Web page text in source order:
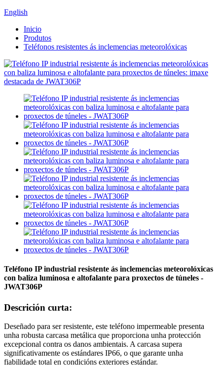
English
Inicio
Produtos
Teléfonos resistentes ás inclemencias meteorolóxicas
Teléfono IP industrial resistente ás inclemencias meteorolóxicas
con baliza luminosa e altofalante para proxectos de túneles -
JWAT306P
Descrición curta:
Deseñado para ser resistente, este teléfono impermeable presenta
unha robusta carcasa metálica que proporciona unha protección
excepcional contra os danos ambientais. A carcasa supera
significativamente os estándares IP66, o que garante unha
fiabilidade total en condicións exteriores estándar.